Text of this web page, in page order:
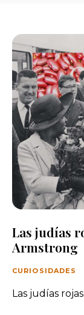
Las judías
Armstrong
CURIOSIDADES
Las judías